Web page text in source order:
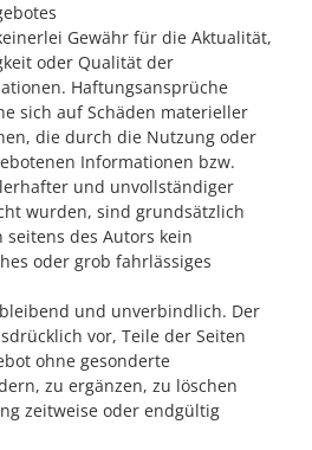
Gewähr für die Aktualität,
oder Qualität der
Haftungsansprüche
sich auf Schäden materieller
die durch die Nutzung oder
Informationen bzw.
und unvollständiger
wurden, sind grundsätzlich
seitens des Autors kein
oder grob fahrlässiges
und unverbindlich. Der
vor, Teile der Seiten
ohne gesonderte
zu ergänzen, zu löschen
zeitweise oder endgültig